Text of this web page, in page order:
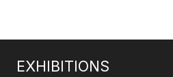
EXHIBITIONS